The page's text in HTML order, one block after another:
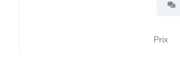
Prix